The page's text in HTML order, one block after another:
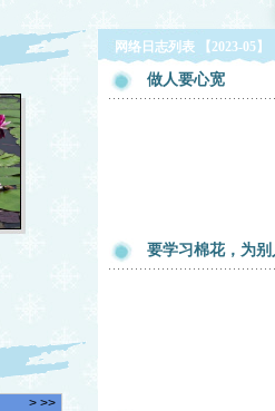
网络日志列表 【2023-05】
做人要心宽
要学习棉花，为